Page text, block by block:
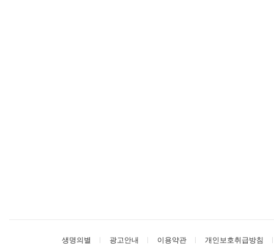
생명의별 광고안내 이용약관 개인보호취급방침